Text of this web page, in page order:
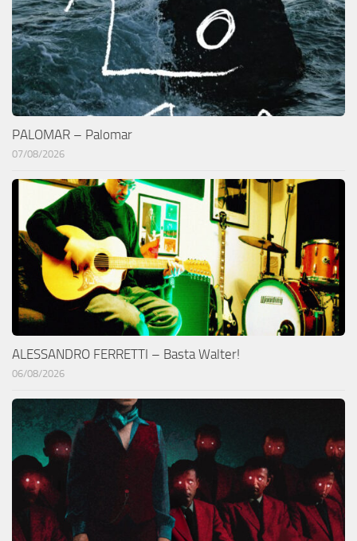
PALOMAR – Palomar
07/08/2026
ALESSANDRO FERRETTI – Basta Walter!
06/08/2026